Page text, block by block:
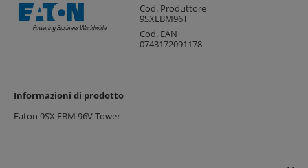
Cod. Produttore
9SXEBM96T
Cod. EAN
0743172091178
Informazioni di prodotto
Eaton 9SX EBM 96V Tower